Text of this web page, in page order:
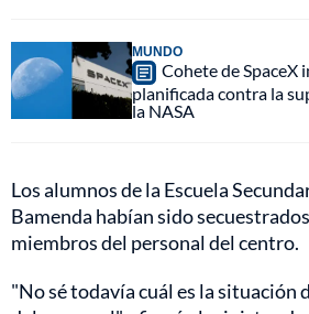
MUNDO
Cohete de SpaceX
planificada contra la
la NASA
Los alumnos de la Escuela
Bamenda habían sido
miembros del personal del centro.
"No sé todavía cuál es la situación